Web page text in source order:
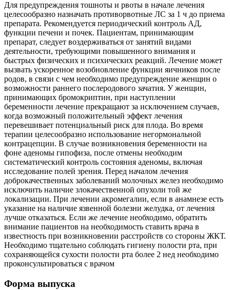
Для предупреждения тошноты и рвоты в начале лечения
целесообразно назначать противорвотные ЛС за 1 ч до приема
препарата. Рекомендуется периодический контроль АД,
функции печени и почек. Пациентам, принимающим
препарат, следует воздерживаться от занятий видами
деятельности, требующими повышенного внимания и
быстрых физических и психических реакций. Лечение может
вызвать ускоренное возобновление функции яичников после
родов, в связи с чем необходимо предупреждение женщин о
возможности раннего послеродового зачатия. У женщин,
принимающих бромокриптин, при наступлении
беременности лечение прекращают за исключением случаев,
когда возможный положительный эффект лечения
перевешивает потенциальный риск для плода. Во время
терапии целесообразно использование негормональной
контрацепции. В случае возникновения беременности на
фоне аденомы гипофиза, после отмены необходим
систематический контроль состояния аденомы, включая
исследование полей зрения. Перед началом лечения
доброкачественных заболеваний молочных желез необходимо
исключить наличие злокачественной опухоли той же
локализации. При лечении акромегалии, если в анамнезе есть
указание на наличие язвенной болезни желудка, от лечения
лучше отказаться. Если же лечение необходимо, обратить
внимание пациентов на необходимость ставить врача в
известность при возникновении расстройств со стороны ЖКТ.
Необходимо тщательно соблюдать гигиену полости рта, при
сохраняющейся сухости полости рта более 2 нед необходимо
проконсультироваться с врачом
Форма выпуска